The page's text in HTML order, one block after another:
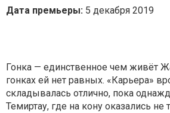
Дата премьеры: 5 декабря 2019
Гонка — единственное чем живёт
гонках ей нет равных. «Карьера»
складывалась отлично, пока
Темиртау, где на кону оказались